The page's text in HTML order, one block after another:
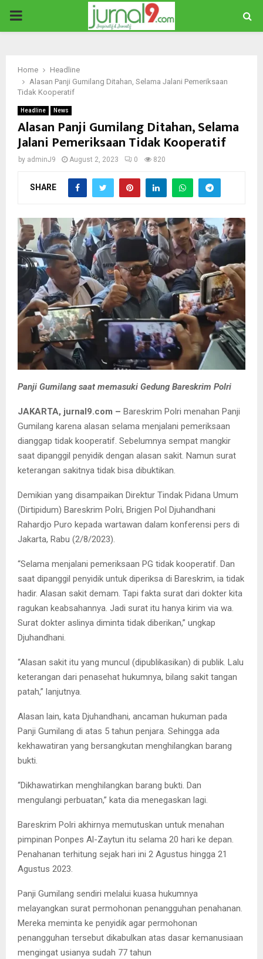
PRIMARY
Home
Headline
Alasan Panji Gumilang Ditahan, Selama Jalani Pemeriksaan
Tidak Kooperatif
Headline News
Alasan Panji Gumilang Ditahan, Selama
Jalani Pemeriksaan Tidak Kooperatif
by adminJ9 August 2, 2023 0 820
SHARE
Panji Gumilang saat memasuki Gedung Bareskrim Polri
JAKARTA, jurnal9.com – Bareskrim Polri menahan Panji
Gumilang karena alasan selama menjalani pemeriksaan
dianggap tidak kooperatif. Sebelumnya sempat mangkir
saat dipanggil penyidik dengan alasan sakit. Namun surat
keterangan sakitnya tidak bisa dibuktikan.
Demikian yang disampaikan Direktur Tindak Pidana Umum
(Dirtipidum) Bareskrim Polri, Brigjen Pol Djuhandhani
Rahardjo Puro kepada wartawan dalam konferensi pers di
Jakarta, Rabu (2/8/2023).
“Selama menjalani pemeriksaan PG tidak kooperatif. Dan
saat dipanggil penyidik untuk diperiksa di Bareskrim, ia tidak
hadir. Alasan sakit demam. Tapi fakta surat dari dokter kita
ragukan keabsahannya. Jadi surat itu hanya kirim via wa.
Surat dokter aslinya diminta tidak diberikan,” ungkap
Djuhandhani.
“Alasan sakit itu yang muncul (dipublikasikan) di publik. Lalu
keterangan dari penasehat hukumnya, bilang sakit tangan
patah,” lanjutnya.
Alasan lain, kata Djuhandhani, ancaman hukuman pada
Panji Gumilang di atas 5 tahun penjara. Sehingga ada
kekhawatiran yang bersangkutan menghilangkan barang
bukti.
“Dikhawatirkan menghilangkan barang bukti. Dan
mengulangi perbuatan,” kata dia menegaskan lagi.
Bareskrim Polri akhirnya memutuskan untuk menahan
pimpinan Ponpes Al-Zaytun itu selama 20 hari ke depan.
Penahanan terhitung sejak hari ini 2 Agustus hingga 21
Agustus 2023.
Panji Gumilang sendiri melalui kuasa hukumnya
melayangkan surat permohonan penangguhan penahanan.
Mereka meminta ke penyidik agar permohonan
penangguhan tersebut dikabulkan atas dasar kemanusiaan
mengingat usianya sudah 77 tahun